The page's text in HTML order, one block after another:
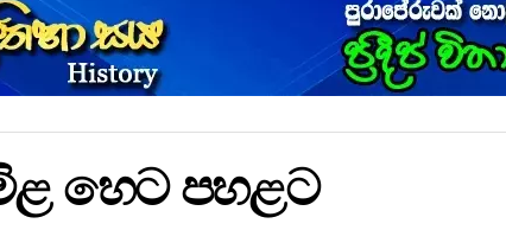
හෙට පහළට